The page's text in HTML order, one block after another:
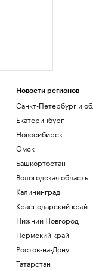
Новости регионов
Санкт-Петербург и
Екатеринбург
Новосибирск
Омск
Башкортостан
Вологодская область
Калининград
Краснодарский край
Нижний Новгород
Пермский край
Ростов-на-Дону
Татарстан